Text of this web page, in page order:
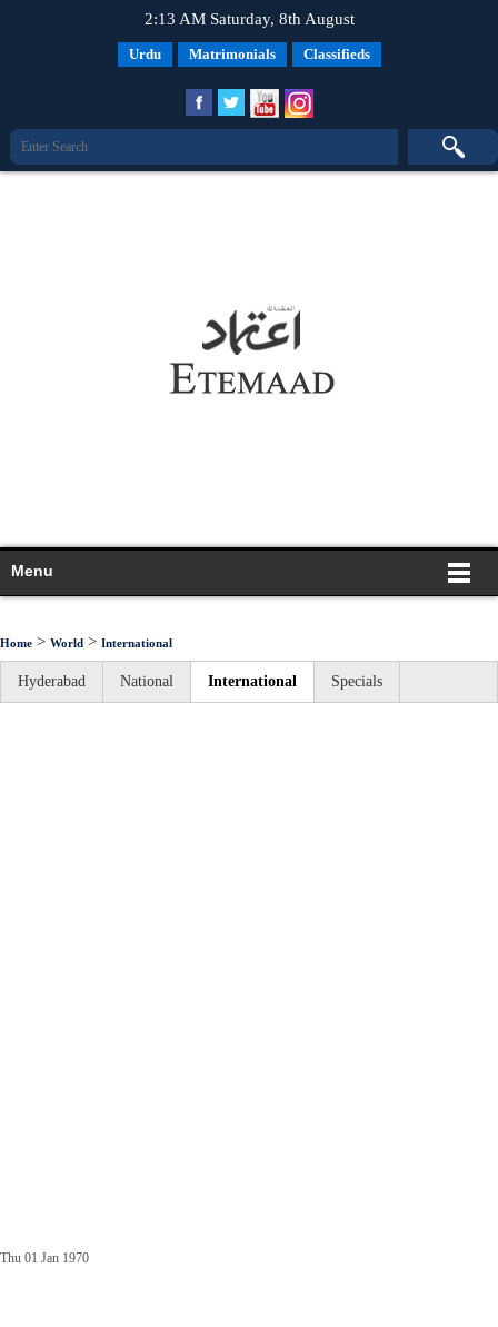
2:13 AM Saturday, 8th August
Urdu Matrimonials Classifieds
Menu
Home > World > International
Hyderabad National International Specials
Thu 01 Jan 1970